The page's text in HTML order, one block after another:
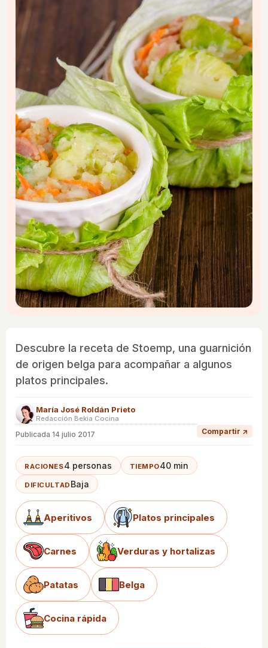
Descubre la receta de Stoemp, una guarnición
de origen belga para acompañar a algunos
platos principales.
María José Roldán Prieto
Redacción Bekia Cocina
Publicada 14 julio 2017 Compartir ↗
RACIONES4 personas TIEMPO40 min
DIFICULTAD Baja
Aperitivos Platos principales
Carnes Verduras y hortalizas
Patatas Belga
Cocina rápida